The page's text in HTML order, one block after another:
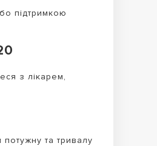
підтримкою
з лікарем,
та тривалу